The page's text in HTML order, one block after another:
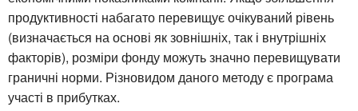
продуктивності набагато перевищує очікуваний рівень
(визначається на основі як зовнішніх, так і внутрішніх
факторів), розміри фонду можуть значно перевищувати
граничні норми. Різновидом даного методу є програма
участі в прибутках.